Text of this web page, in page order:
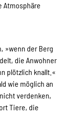
Atmosphäre
»wenn der Berg
die Anwohner
plötzlich knallt.«
wie möglich an
verdenken,
Tiere, die